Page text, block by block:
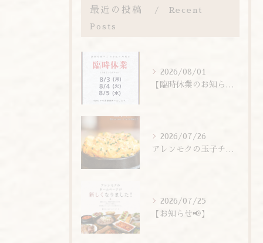
最近の投稿 Recent
Posts
2026/08/01
【臨時休業のお知らせ】
2026/07/26
アレンモクの玉子チムは、玉子を惜しまず6個分使用しています！
2026/07/25
【お知らせ📢】